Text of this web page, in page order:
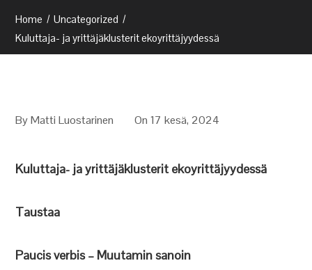
Home
Uncategorized
Kuluttaja- ja yrittäjäklusterit ekoyrittäjyydessä
ByMatti Luostarinen On 17 kesä, 2024
Kuluttaja- ja yrittäjäklusterit ekoyrittäjyydessä
Taustaa
Paucis verbis – Muutamin sanoin